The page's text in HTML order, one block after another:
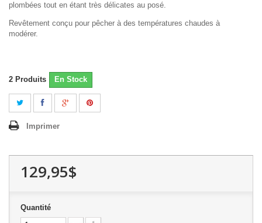
plombées tout en étant très délicates au posé.
Revêtement conçu pour pêcher à des températures chaudes à
modérer.
2 Produits En Stock
Imprimer
129,95$
Quantité